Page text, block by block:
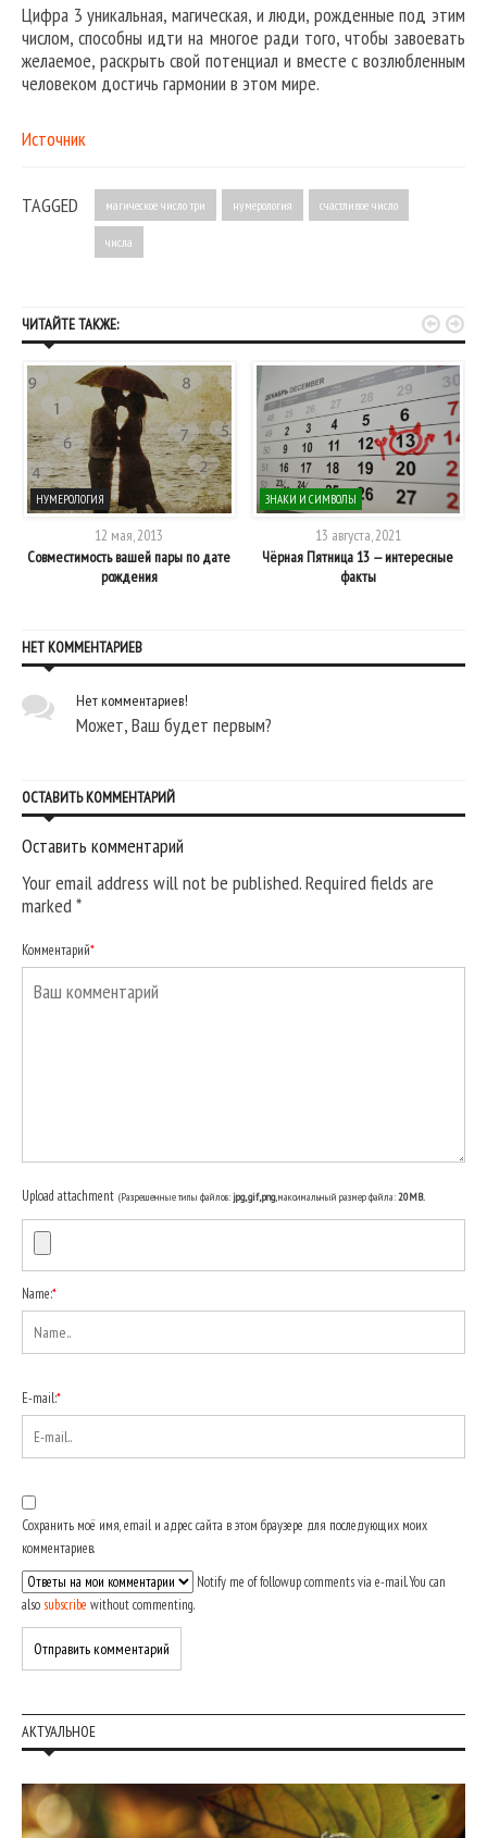
Цифра 3 уникальная, магическая, и люди, рожденные под этим
числом, способны идти на многое ради того, чтобы завоевать
желаемое, раскрыть свой потенциал и вместе с возлюбленным
человеком достичь гармонии в этом мире.
Источник
TAGGED магическое число три нумерология счастливое число
числа
ЧИТАЙТЕ ТАКЖЕ:
НУМЕРОЛОГИЯ
12 мая, 2013
Совместимость вашей пары по дате
рождения
ЗНАКИ И СИМВОЛЫ
13 августа, 2021
Чёрная Пятница 13 — интересные
факты
 
НЕТ КОММЕНТАРИЕВ
Нет комментариев!
Может, Ваш будет первым?
ОСТАВИТЬ КОММЕНТАРИЙ
Оставить комментарий
Your email address will not be published. Required fields are
marked*
Комментарий*
Upload attachment (Разрешенные типы файлов:jpg, gif, png, максимальный размер файла:20MB.
Name:*
E-mail:*
Сохранить моё имя, email и адрес сайта в этом браузере для последующих моих
комментариев.
Notify me of followup comments via e-mail. You can
also subscribe without commenting.
АКТУАЛЬНОЕ